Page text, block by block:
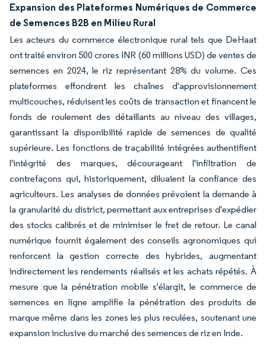
Expansion des Plateformes Numériques de Commerce
de Semences B2B en Milieu Rural
Les acteurs du commerce électronique rural tels que DeHaat
ont traité environ 500 crores INR (60 millions USD) de ventes de
semences en 2024, le riz représentant 28% du volume. Ces
plateformes effondrent les chaînes d'approvisionnement
multicouches, réduisent les coûts de transaction et financent le
fonds de roulement des détaillants au niveau des villages,
garantissant la disponibilité rapide de semences de qualité
supérieure. Les fonctions de traçabilité intégrées authentifient
l'intégrité des marques, décourageant l'infiltration de
contrefaçons qui, historiquement, diluaient la confiance des
agriculteurs. Les analyses de données prévoient la demande à
la granularité du district, permettant aux entreprises d'expédier
des stocks calibrés et de minimiser le fret de retour. Le canal
numérique fournit également des conseils agronomiques qui
renforcent la gestion correcte des hybrides, augmentant
indirectement les rendements réalisés et les achats répétés. À
mesure que la pénétration mobile s'élargit, le commerce de
semences en ligne amplifie la pénétration des produits de
marque même dans les zones les plus reculées, soutenant une
expansion inclusive du marché des semences de riz en Inde.